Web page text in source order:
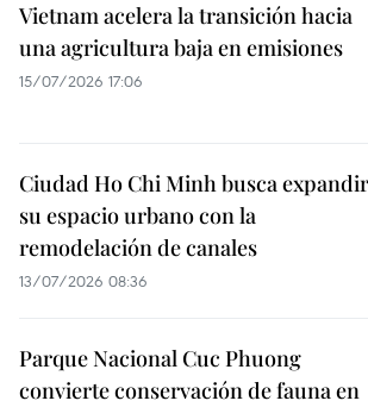
Vietnam acelera la transición hacia
una agricultura baja en emisiones
15/07/2026 17:06
Ciudad Ho Chi Minh busca expandir
su espacio urbano con la
remodelación de canales
13/07/2026 08:36
Parque Nacional Cuc Phuong
convierte conservación de fauna en